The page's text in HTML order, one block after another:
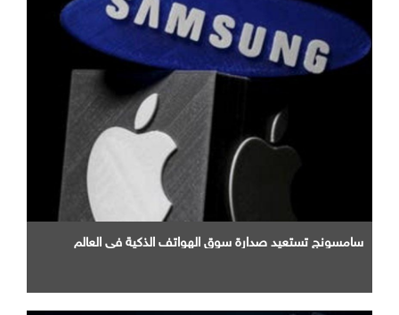
سامسونج تستعيد صدارة سوق الهواتف الذكية في العالم